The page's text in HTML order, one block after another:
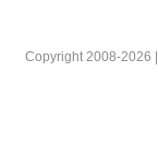
Copyright 2008-2026